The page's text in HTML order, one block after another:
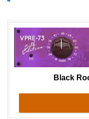
Black